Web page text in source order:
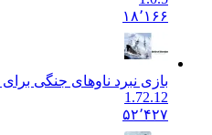
۱۸٬۱۶۶
بازی نبرد ناوهای جنگی برای اندروید
1.72.12
۵۲٬۴۲۷